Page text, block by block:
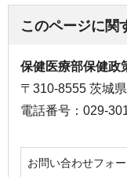
このページに関
保健医療部保健政
〒310-8555 茨城
電話番号：029-
お問い合わせフォー